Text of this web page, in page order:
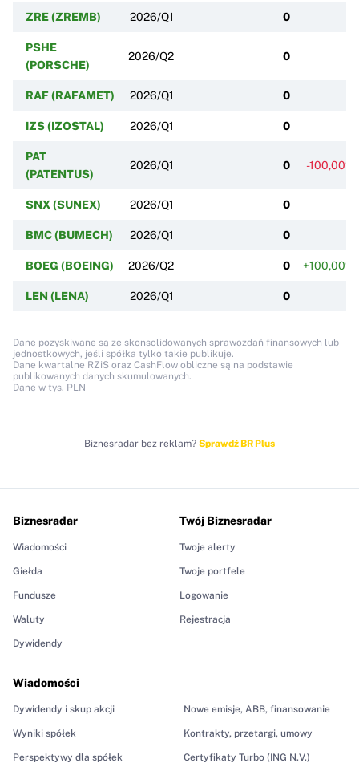
ZRE (ZREMB) 2026/Q1 0
PSHE
(PORSCHE)
2026/Q2 0
RAF (RAFAMET) 2026/Q1 0
IZS (IZOSTAL) 2026/Q1 0
PAT
(PATENTUS)
2026/Q1 0 -100,00%
SNX (SUNEX) 2026/Q1 0
BMC (BUMECH) 2026/Q1 0
BOEG (BOEING) 2026/Q2 0 +100,00%
LEN (LENA) 2026/Q1 0
Dane pozyskiwane są ze skonsolidowanych sprawozdań finansowych lub
jednostkowych, jeśli spółka tylko takie publikuje.
Dane kwartalne RZiS oraz CashFlow obliczne są na podstawie
publikowanych danych skumulowanych.
Dane w tys. PLN
Biznesradar bez reklam? Sprawdź BR Plus
Biznesradar
Wiadomości
Giełda
Fundusze
Waluty
Dywidendy
Wiadomości
Dywidendy i skup akcji
Wyniki spółek
Perspektywy dla spółek
Nowe emisje, ABB, finansowanie
Kontrakty, przetargi, umowy
Certyfikaty Turbo (ING N.V.)
Twój Biznesradar
Twoje alerty
Twoje portfele
Logowanie
Rejestracja